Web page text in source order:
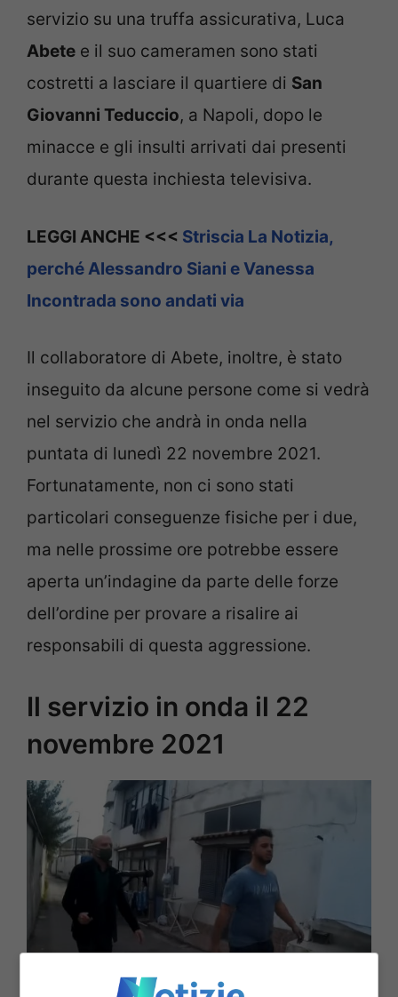
servizio su una truffa assicurativa, Luca
Abete e il suo cameramen sono stati
costretti a lasciare il quartiere di San
Giovanni Teduccio, a Napoli, dopo le
minacce e gli insulti arrivati dai presenti
durante questa inchiesta televisiva.
LEGGI ANCHE <<< Striscia La Notizia,
perché Alessandro Siani e Vanessa
Incontrada sono andati via
Il collaboratore di Abete, inoltre, è stato
inseguito da alcune persone come si vedrà
nel servizio che andrà in onda nella
puntata di lunedì 22 novembre 2021.
Fortunatamente, non ci sono stati
particolari conseguenze fisiche per i due,
ma nelle prossime ore potrebbe essere
aperta un’indagine da parte delle forze
dell’ordine per provare a risalire ai
responsabili di questa aggressione.
Il servizio in onda il 22
novembre 2021
Un momento del servizio di Luca Abete (screenshot video